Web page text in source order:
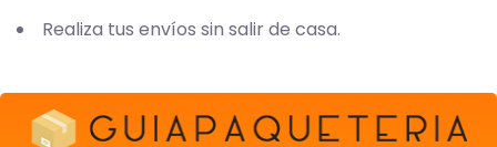
Realiza tus envíos sin salir de casa.